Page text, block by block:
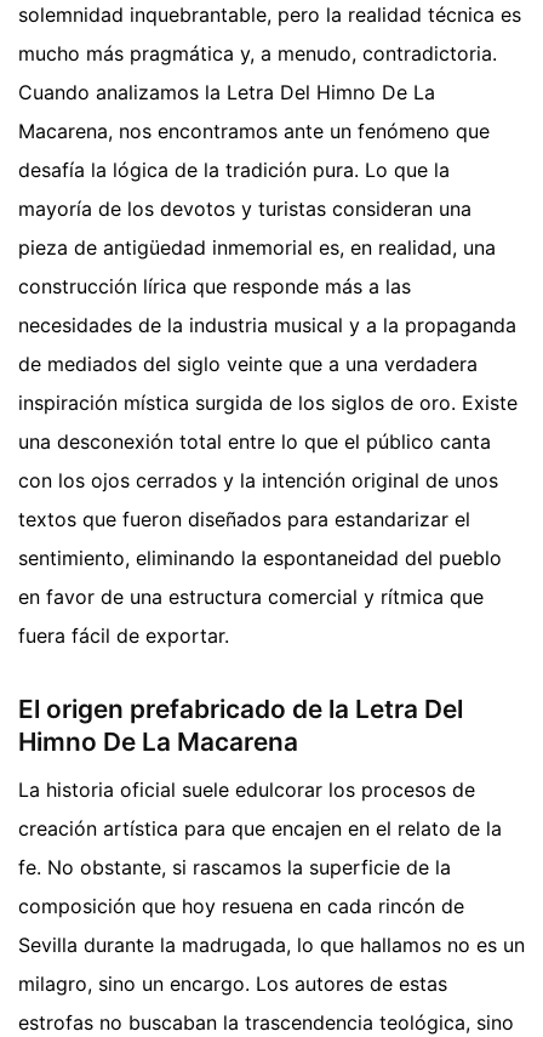
solemnidad inquebrantable, pero la realidad técnica es
mucho más pragmática y, a menudo, contradictoria.
Cuando analizamos la Letra Del Himno De La
Macarena, nos encontramos ante un fenómeno que
desafía la lógica de la tradición pura. Lo que la
mayoría de los devotos y turistas consideran una
pieza de antigüedad inmemorial es, en realidad, una
construcción lírica que responde más a las
necesidades de la industria musical y a la propaganda
de mediados del siglo veinte que a una verdadera
inspiración mística surgida de los siglos de oro. Existe
una desconexión total entre lo que el público canta
con los ojos cerrados y la intención original de unos
textos que fueron diseñados para estandarizar el
sentimiento, eliminando la espontaneidad del pueblo
en favor de una estructura comercial y rítmica que
fuera fácil de exportar.
El origen prefabricado de la Letra Del
Himno De La Macarena
La historia oficial suele edulcorar los procesos de
creación artística para que encajen en el relato de la
fe. No obstante, si rascamos la superficie de la
composición que hoy resuena en cada rincón de
Sevilla durante la madrugada, lo que hallamos no es un
milagro, sino un encargo. Los autores de estas
estrofas no buscaban la trascendencia teológica, sino